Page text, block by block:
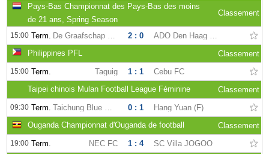
Pays-Bas Championnat des Pays-Bas des moins
de 21 ans, Spring Season
Classement
15:00 Term. De Graafschap U-21 2 : 0
ADO Den Haag U-21
Philippines PFL
Classement
15:00 Term. Taguig 1 : 1
Cebu FC
Taipei chinois Mulan Football League Féminine
Classement
09:30 Term. Taichung Blue Whale (F) 0 : 1
Hang Yuan (F)
Ouganda Championnat d'Ouganda de football
Classement
19:00 Term. NEC FC 1 : 4
SC Villa JOGOO